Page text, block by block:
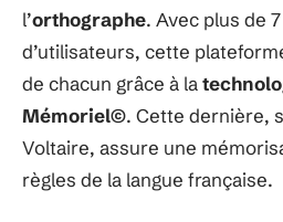
l’orthographe. Avec plus de
d’utilisateurs, cette
de chacun grâce à la
Mémoriel©. Cette dernière,
Voltaire, assure une
règles de la langue française.